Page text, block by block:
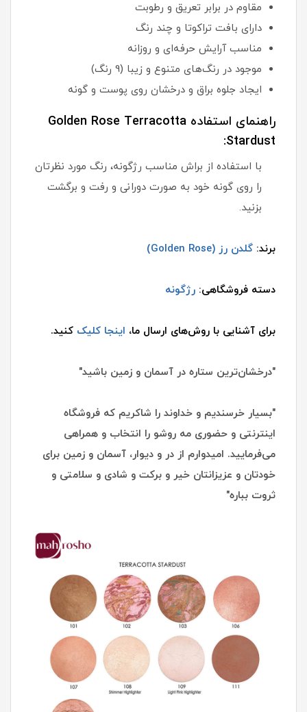
مقاوم در برابر تعریق و رطوبت
دارای بافت تراکوتا و چند رنگ
مناسب آرایش حرفه‌ای و روزانه
موجود در رنگ‌های متنوع و زیبا (9 رنگ)
ایجاد جلوه براق و درخشان روی پوست و گونه
راهنمای استفاده Golden Rose Terracotta
Stardust:
با استفاده از براش مناسب رژگونه، رنگ مورد نظرتان
را روی گونه خود به صورت دورانی و رفت و برگشت
بزنید.
برند: گلدن رز (Golden Rose)
دسته فروشگاهی: رژگونه
برای آشنایی با روش‌های ارسال ما، اینجا کلیک کنید.
"درخشان‌ترین ستاره در آسمان و زمین باشید"
"بسیار خرسندیم و خداوند را شاکریم که فروشگاه
اینترنتی و حضوری مه روشو را انتخاب و همراهی
می‌فرمایید. امیدوارم از در و دیوار، آسمان و زمین برای
خودتان و عزیزانتان خیر و برکت و شادی و سلامتی و
ثروت بباره"